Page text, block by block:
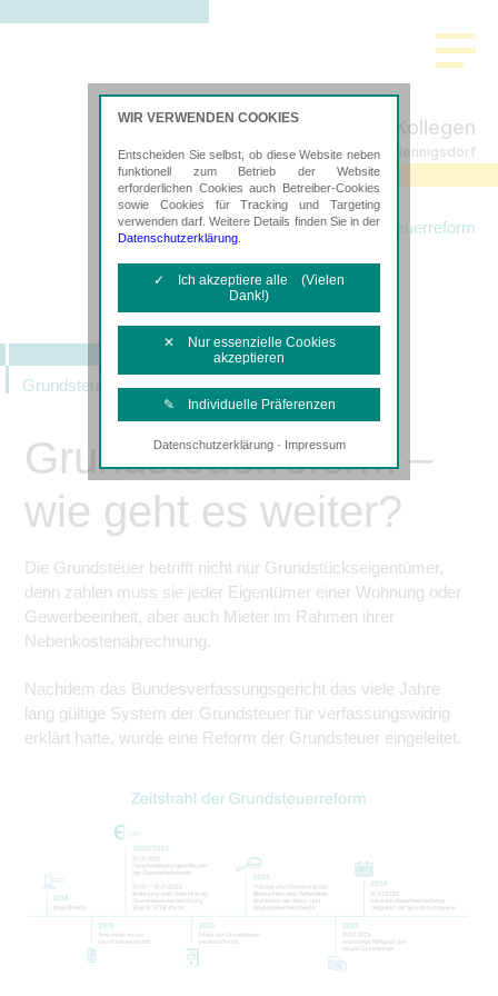
Schulz Hansen & Kollegen
Steuerberatung in Hennigsdorf
Grundsteuerreform
Startseite Leistungen Grundsteuerreform
Grundsteuerreform
Grundsteuerreform –
wie geht es weiter?
Die Grundsteuer betrifft nicht nur Grundstückseigentümer,
denn zahlen muss sie jeder Eigentümer einer Wohnung oder
Gewerbeeinheit, aber auch Mieter im Rahmen ihrer
Nebenkostenabrechnung.
Nachdem das Bundesverfassungsgericht das viele Jahre
lang gültige System der Grundsteuer für verfassungswidrig
erklärt hatte, wurde eine Reform der Grundsteuer eingeleitet.
WIR VERWENDEN COOKIES
Entscheiden Sie selbst, ob diese Website neben
funktionell zum Betrieb der Website
erforderlichen Cookies auch Betreiber-Cookies
sowie Cookies für Tracking und Targeting
verwenden darf. Weitere Details finden Sie in der
Datenschutzerklärung
✓ Ich akzeptiere alle (Vielen
Dank!)
✕ Nur essenzielle Cookies
akzeptieren
✎ Individuelle Präferenzen
Notwendige Cookies
Diese Cookies sind erforderlich, um die
zu sichern.
Diese Cookies sind erforderlich, um
zu optimieren. Hierzu gehört eine
bedarfsgerechte Gestaltung und
fortlaufende Verbesserung unseres
Angebotes einschließlich der
Angeboten von z.B. Facebook und
LinkedIn.
Betreibercookies
eingebettete Videos abspielen zu
Datenschutzerklärung· Impressum